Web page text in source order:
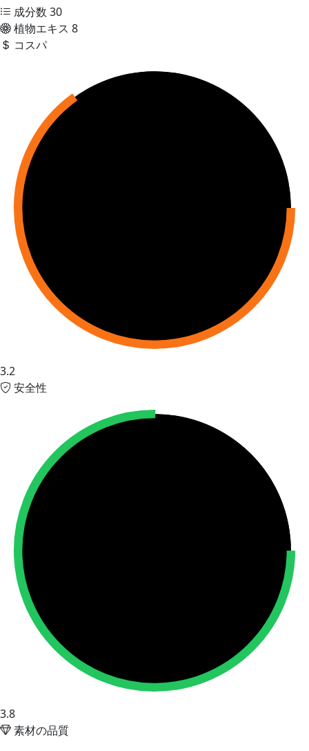
成分数 30
植物エキス 8
コスパ
3.2
安全性
3.8
素材の品質